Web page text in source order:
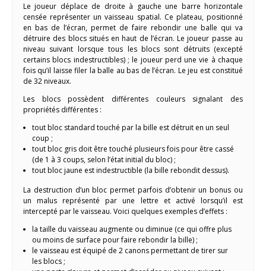
Le joueur déplace de droite à gauche une barre horizontale
censée représenter un vaisseau spatial. Ce plateau, positionné
en bas de l’écran, permet de faire rebondir une balle qui va
détruire des blocs situés en haut de l’écran. Le joueur passe au
niveau suivant lorsque tous les blocs sont détruits (excepté
certains blocs indestructibles) ; le joueur perd une vie à chaque
fois qu’il laisse filer la balle au bas de l’écran. Le jeu est constitué
de 32 niveaux.
Les blocs possèdent différentes couleurs signalant des
propriétés différentes :
tout bloc standard touché par la bille est détruit en un seul
coup ;
tout bloc gris doit être touché plusieurs fois pour être cassé
(de 1 à 3 coups, selon l’état initial du bloc) ;
tout bloc jaune est indestructible (la bille rebondit dessus).
La destruction d’un bloc permet parfois d’obtenir un bonus ou
un malus représenté par une lettre et activé lorsqu’il est
intercepté par le vaisseau. Voici quelques exemples d’effets :
la taille du vaisseau augmente ou diminue (ce qui offre plus
ou moins de surface pour faire rebondir la bille) ;
le vaisseau est équipé de 2 canons permettant de tirer sur
les blocs ;